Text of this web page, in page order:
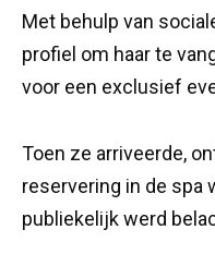
Met behulp van
profiel om haar te
voor een exclusief
Toen ze arriveerde,
reservering in de spa
publiekelijk werd